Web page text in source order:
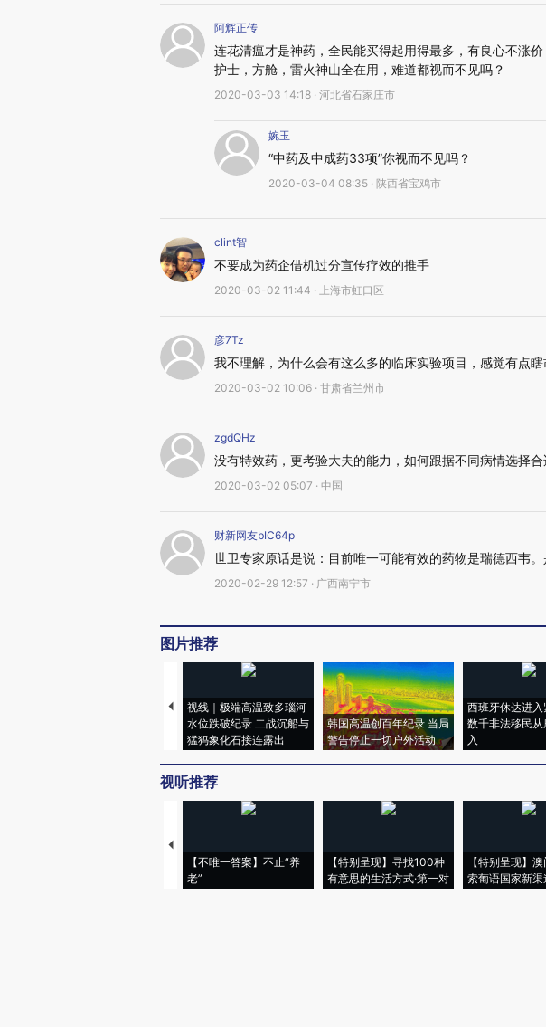
阿辉正传
连花清瘟才是神药，全民能买得起用得最多，有良心不涨
护士，方舱，雷火神山全在用，难道都视而不见吗？
2020-03-03 14:18 · 河北省石家庄市
婉玉
“中药及中成药33项”你视而不见吗？
2020-03-04 08:35 · 陕西省宝鸡市
clint智
不要成为药企借机过分宣传疗效的推手
2020-03-02 11:44 · 上海市虹口区
彦7Tz
我不理解，为什么会有这么多的临床实验项目，感觉有点瞎
2020-03-02 10:06 · 甘肃省兰州市
zgdQHz
没有特效药，更考验大夫的能力，如何跟据不同病情选择合
2020-03-02 05:07 · 中国
财新网友bIC64p
世卫专家原话是说：目前唯一可能有效的药物是瑞德西韦。
2020-02-29 12:57 · 广西南宁市
图片推荐
视线｜极端高温致多瑙河
水位跌破纪录 二战沉船与
猛犸象化石接连露出
韩国高温创百年纪录 当局
警告停止一切户外活动
西班牙休达进
数千非法移民从
入
视听推荐
【不唯一答案】不止“养
老”
【特别呈现】寻找100种
有意思的生活方式·第一对
【特别呈现】
索葡语国家新渠